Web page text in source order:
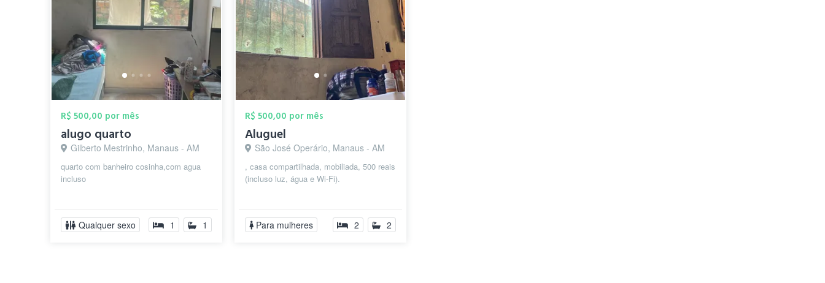
R$ 500,00 por mês
alugo quarto
Gilberto Mestrinho, Manaus - AM
quarto com banheiro cosinha,com agua
incluso
Qualquer sexo 1 1
R$ 500,00 por mês
Aluguel
São José Operário, Manaus - AM
, casa compartilhada, mobiliada, 500 reais
(incluso luz, água e Wi-Fi).
Para mulheres 2 2